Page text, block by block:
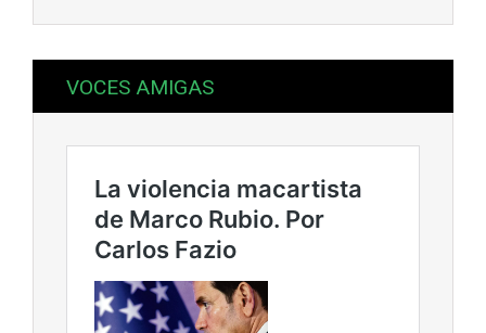
VOCES AMIGAS